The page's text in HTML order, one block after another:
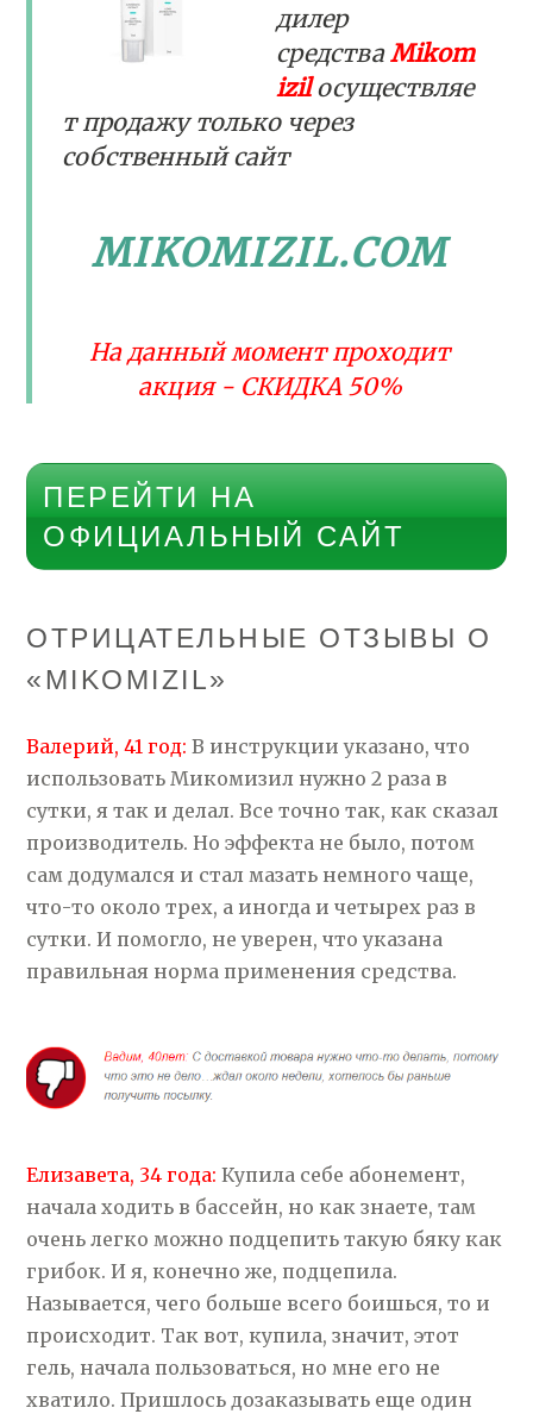
дилер
средстваMikom
izilосуществляе
т продажу только через
собственный сайт
MIKOMIZIL.COM
На данный момент проходит
акция - СКИДКА 50%
ПЕРЕЙТИ НА
ОФИЦИАЛЬНЫЙ САЙТ
ОТРИЦАТЕЛЬНЫЕ ОТЗЫВЫ О
«MIKOMIZIL»
Валерий, 41 год: В инструкции указано, что
использовать Микомизил нужно 2 раза в
сутки, я так и делал. Все точно так, как сказал
производитель. Но эффекта не было, потом
сам додумался и стал мазать немного чаще,
что-то около трех, а иногда и четырех раз в
сутки. И помогло, не уверен, что указана
правильная норма применения средства.
Елизавета, 34 года: Купила себе абонемент,
начала ходить в бассейн, но как знаете, там
очень легко можно подцепить такую бяку как
грибок. И я, конечно же, подцепила.
Называется, чего больше всего боишься, то и
происходит. Так вот, купила, значит, этот
гель, начала пользоваться, но мне его не
хватило. Пришлось дозаказывать еще один